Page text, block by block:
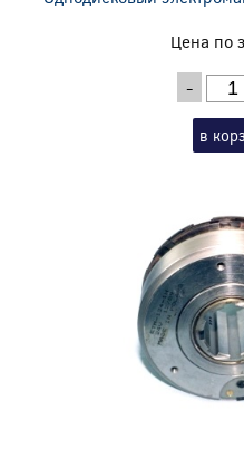
Цена по
-
в